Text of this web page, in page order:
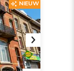
Next
NIEUW